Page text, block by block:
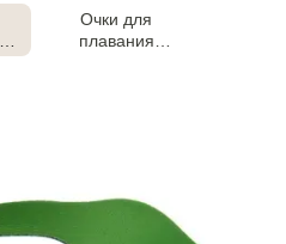
Очки для
плавания